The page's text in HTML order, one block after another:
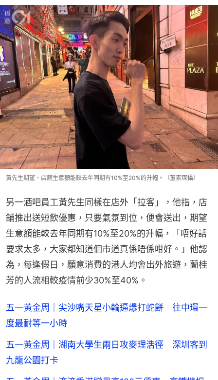
黃先生期望，店舖生意額能較去年同期有10%至20%的升幅。（董素琛攝）
另一酒吧員工黃先生同樣在店外「拉客」，他指，店
舖推出送短飲優惠，只要氣氛到位，便會送出，期望
生意額能較去年同期有10%至20%的升幅，「唔好話
要求太多，大家都知道個市道真係唔係咁好。」他認
為，每逢假日，願意消費的港人均會出外旅遊，蘭桂
芳的人流相較疫情前少30%至40%。
五一黃金周｜尖沙嘴天星小輪逼爆打蛇餅 往中環一
度最耐等一小時
五一黃金周｜湖南大學生兩日攻麥理浩徑 深圳客到
九龍公園打卡